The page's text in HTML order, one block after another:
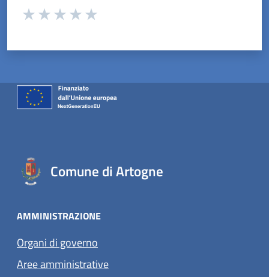
Valuta da 1 a 5 stelle la pagina
Comune di Artogne
AMMINISTRAZIONE
Organi di governo
Aree amministrative